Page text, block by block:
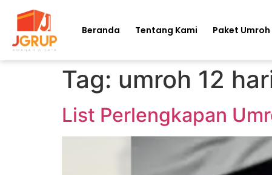
Beranda Tentang Kami Paket Umroh
Tag: umroh 12
List Perlengkapan